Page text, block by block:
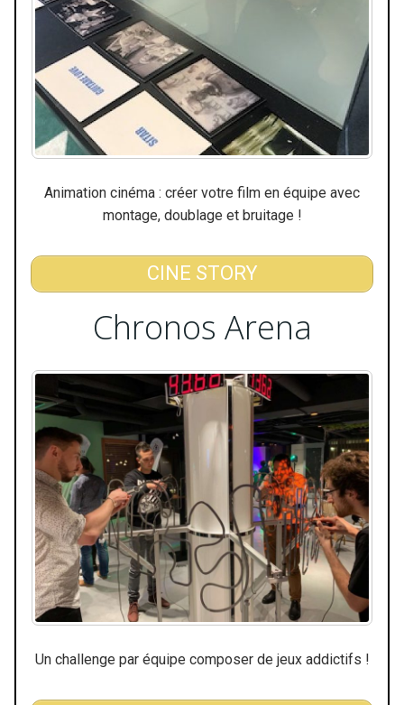
Animation cinéma : créer votre film en équipe avec
montage, doublage et bruitage !
CINE STORY
Chronos Arena
Un challenge par équipe composer de jeux addictifs !